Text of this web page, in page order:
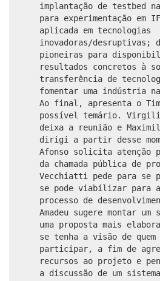
implantação de testbed
para experimentação em
aplicada em tecnologias
inovadoras/desruptivas;
pioneiras para
resultados concretos à
transferência de
fomentar uma indústria
Ao final, apresenta o
possível temário.
deixa a reunião e
dirigi a partir desse
Afonso solicita atenção
da chamada pública de
Vecchiatti pede para se
se pode viabilizar para
processo de
Amadeu sugere montar
uma proposta mais
se tenha a visão de quem
participar, a fim de
recursos ao projeto e
a discussão de um